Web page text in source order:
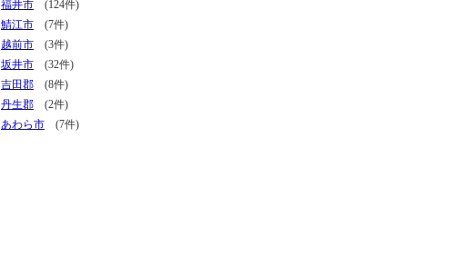
福井市 (124件)
鯖江市 (7件)
越前市 (3件)
坂井市 (32件)
吉田郡 (8件)
丹生郡 (2件)
あわら市 (7件)